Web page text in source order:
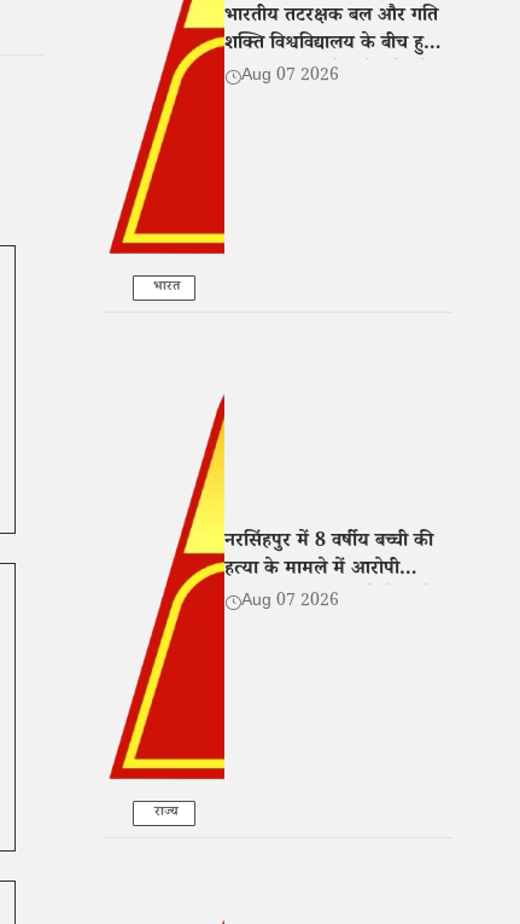
भारत
भारतीय तटरक्षक बल और गति
शक्ति विश्वविद्यालय के बीच हुआ
MoU, शिक्षा और शोध में बढ़ेगा
Aug 07 2026
राज्य
नरसिंहपुर में 8 वर्षीय बच्ची की
हत्या के मामले में आरोपी
गिरफ्तार, न्यायालय ने भेजा जेल
Aug 07 2026